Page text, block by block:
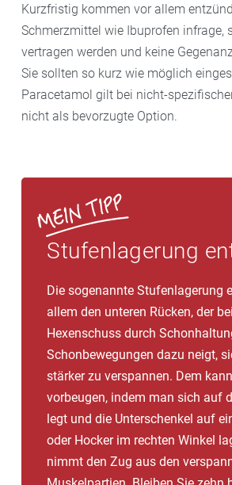
Kurzfristig kommen vor allem
Schmerzmittel wie Ibuprofen infrage,
vertragen werden und keine
Sie sollten so kurz wie möglich
Paracetamol gilt bei nicht-
nicht als bevorzugte Option.
Stufenlagerung
Die sogenannte Stufenlagerung
allem den unteren Rücken, der
Hexenschuss durch
Schonbewegungen dazu neigt,
stärker zu verspannen. Dem
vorbeugen, indem man sich auf
legt und die Unterschenkel auf
oder Hocker im rechten Winkel
nimmt den Zug aus den